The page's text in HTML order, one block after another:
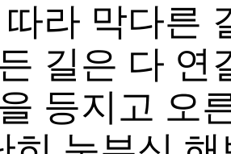
라 막다른
길은 다 연
등지고 오